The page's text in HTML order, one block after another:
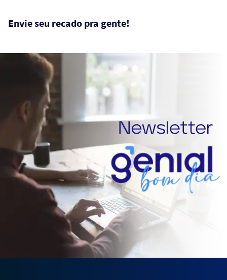
Envie seu recado pra gente!